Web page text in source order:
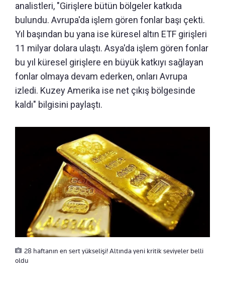
analistleri, "Girişlere bütün bölgeler katkıda
bulundu. Avrupa'da işlem gören fonlar başı çekti.
Yıl başından bu yana ise küresel altın ETF girişleri
11 milyar dolara ulaştı. Asya'da işlem gören fonlar
bu yıl küresel girişlere en büyük katkıyı sağlayan
fonlar olmaya devam ederken, onları Avrupa
izledi. Kuzey Amerika ise net çıkış bölgesinde
kaldı" bilgisini paylaştı.
28 haftanın en sert yükselişi! Altında yeni kritik seviyeler belli
oldu